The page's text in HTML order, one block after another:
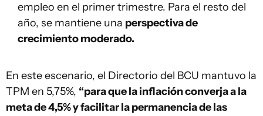
empleo en el primer trimestre. Para el resto del
año, se mantiene una perspectiva de
crecimiento moderado.
En este escenario, el Directorio del BCU mantuvo la
TPM en 5,75%, “para que la inflación converja a la
meta de 4,5% y facilitar la permanencia de las